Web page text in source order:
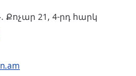
Քոչար 21, 4-րդ հարկ